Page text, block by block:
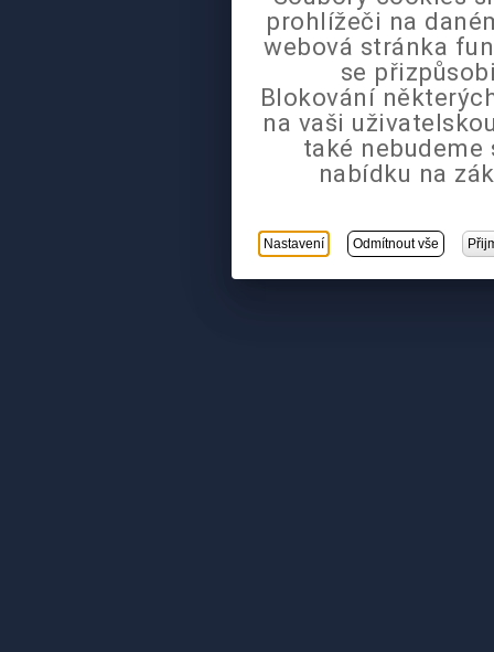
prohlížeči na
webová stránka
se
Blokování
na vaši
také
nabídku na
Nastavení Odmítnout vše